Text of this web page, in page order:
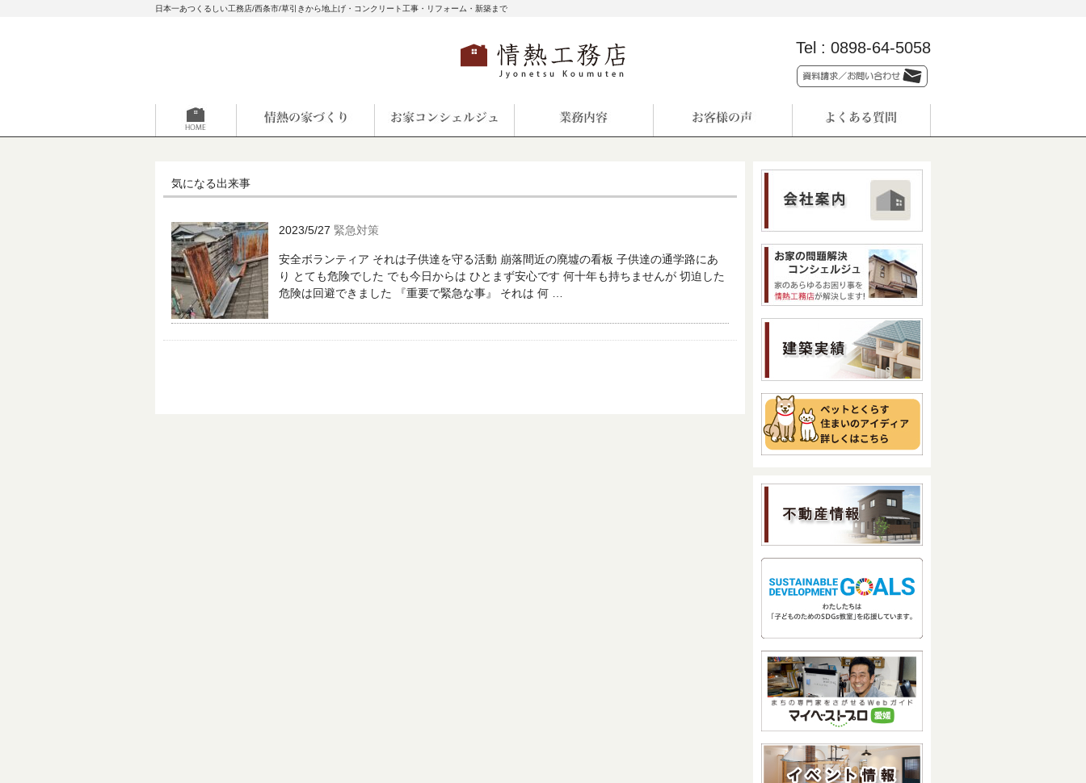
日本一あつくるしい工務店/西条市/草引きから地上げ・コンクリート工事・リフォーム・新築まで
Tel : 0898-64-5058
気になる出来事
2023/5/27 緊急対策
安全ボランティア それは子供達を守る活動 崩落間近の廃墟の看板 子供達の通学路にあ
り とても危険でした でも今日からは ひとまず安心です 何十年も持ちませんが 切迫した
危険は回避できました 『重要で緊急な事』 それは 何 …